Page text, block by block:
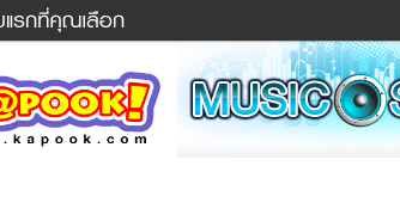
ข่าวด่วน
ละคร